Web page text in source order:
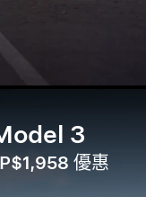
3
優惠